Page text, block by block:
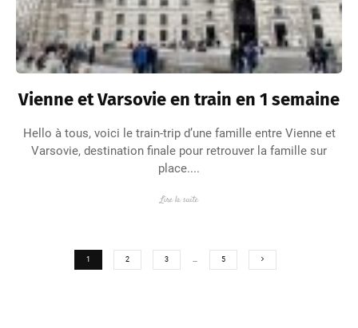
Vienne et Varsovie en train en 1 semaine
Hello à tous, voici le train-trip d’une famille entre Vienne et
Varsovie, destination finale pour retrouver la famille sur
place....
Lire la suite
1 2 3 … 5